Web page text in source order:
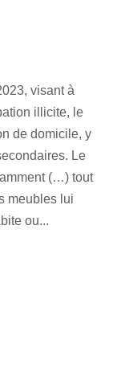
visant à
illicite, le
de domicile, y
Le
(…) tout
meubles lui
ou...